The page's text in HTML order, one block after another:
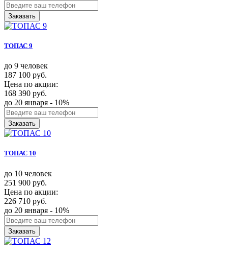
Заказать
ТОПАС 9
до 9 человек
187 100 руб.
Цена по акции:
168 390 руб.
до 20 января - 10%
Заказать
ТОПАС 10
до 10 человек
251 900 руб.
Цена по акции:
226 710 руб.
до 20 января - 10%
Заказать